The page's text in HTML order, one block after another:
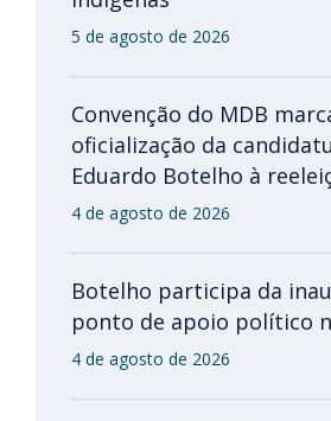
5 de agosto de 2026
Convenção do MDB
oficialização da
Eduardo Botelho à
4 de agosto de 2026
Botelho participa da
ponto de apoio político
4 de agosto de 2026